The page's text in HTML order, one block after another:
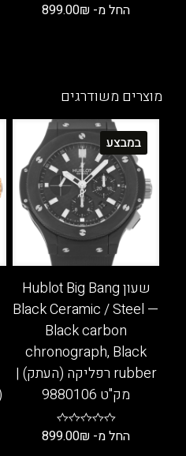
החל מ- 899.00₪
מספר
ניתן
לבחור
את
האפשרויות
בעמוד
המוצר
מוצרים משודרגים
במבצע
שעון Hublot Big Bang
Black Ceramic / Steel —
Black carbon
chronograph, Black
rubber רפליקה (העתק) |
מק"ט 9880106
החל מ- 899.00₪